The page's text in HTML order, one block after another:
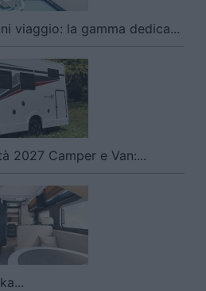
viaggio: la gamma dedica...
2027 Camper e Van:...